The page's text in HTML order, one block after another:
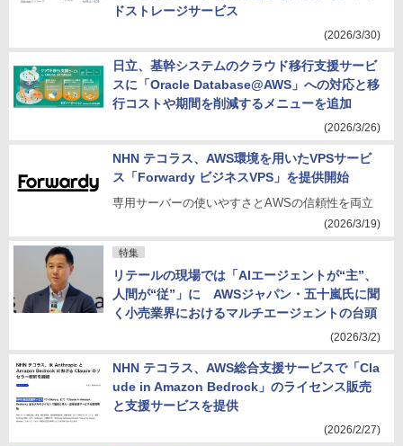
ドストレージサービス
(2026/3/30)
日立、基幹システムのクラウド移行支援サービ
スに「Oracle Database@AWS」への対応と移
行コストや期間を削減するメニューを追加
(2026/3/26)
NHN テコラス、AWS環境を用いたVPSサービ
ス「Forwardy ビジネスVPS」を提供開始
専用サーバーの使いやすさとAWSの信頼性を両立
(2026/3/19)
特集
リテールの現場では「AIエージェントが“主”、
人間が“従”」に AWSジャパン・五十嵐氏に聞
く小売業界におけるマルチエージェントの台頭
(2026/3/2)
NHN テコラス、AWS総合支援サービスで「Cla
ude in Amazon Bedrock」のライセンス販売
と支援サービスを提供
(2026/2/27)